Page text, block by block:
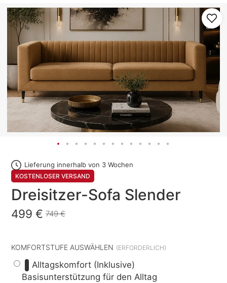
Lieferung innerhalb von 3 Wochen
KOSTENLOSER VERSAND
Dreisitzer-Sofa Slender
499 € 749 €
KOMFORTSTUFE AUSWÄHLEN
Alltagskomfort (Inklusive)
Basisunterstützung für den Alltag